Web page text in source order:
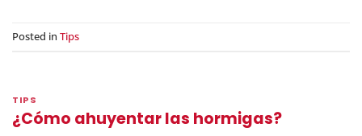
Posted in Tips
TIPS
¿Cómo ahuyentar las hormigas?